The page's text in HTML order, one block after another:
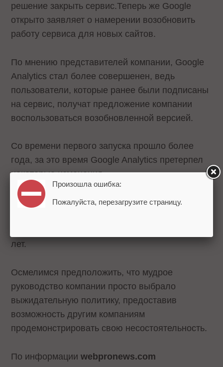
решение закрыть сервис.Теперь же Google
открыто заявляет о намерении возобновить
работу сервиса для новых сайтов.
По мнению представителей компании, Google
Analytics стал более совершенен, ведь
пользователи, которые ранее были подписаны
на сервис, получат предложение компании
воспользоваться возобновленной версией.
Со времени первого запуска прошло более
года, за это время Google Analytics претерпел
некоторые изменения.
По мнению некоторых специалистов, Google
лет.
Осмелимся предположить, что мудрое
руководство компании просто выбрало
выжидательную политику, предоставив
возможность другим компаниям
продемонстрировать свою несостоятельность.
По информацииwebpronews.com
Произошла ошибка:
Пожалуйста, перезагрузите страницу.